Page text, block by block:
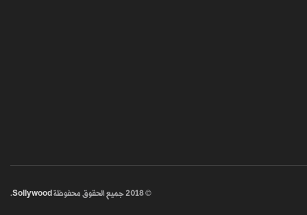
© 2018 جميع الحقوق محفوظة Sollywood
.